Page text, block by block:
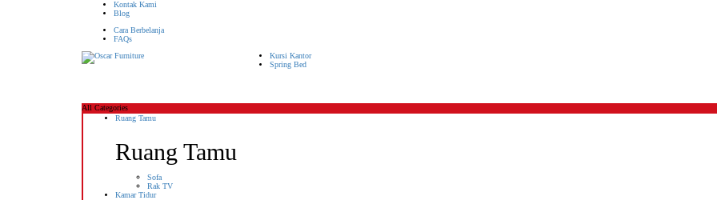
Kontak Kami
Blog
Cara Berbelanja
FAQs
Kursi Kantor
Spring Bed
All Categories
Ruang Tamu
Ruang Tamu
Sofa
Rak TV
Kamar Tidur